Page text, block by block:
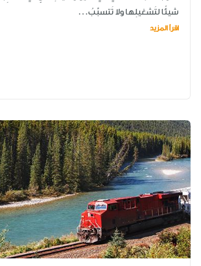
شيئًا لتَشغيلِها ولا تَتسبَّبُ...
اقرأ المزيد